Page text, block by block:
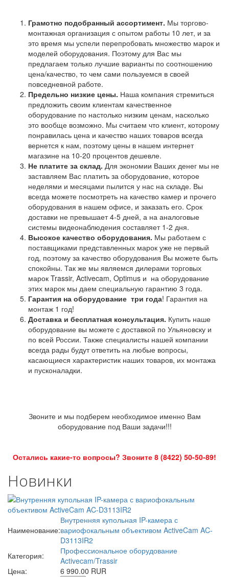
Грамотно подобранный ассортимент. Мы торгово-
монтажная организация с опытом работы 10 лет, и за
это время мы успели перепробовать множество марок и
моделей оборудования. Поэтому для Вас мы
предлагаем только лучшие варианты по соотношению
цена/качество, то чем сами пользуемся в своей
повседневной работе.
Предельно низкие цены. Наша компания стремиться
предложить своим клиентам качественное
оборудование по настолько низким ценам, насколько
это вообще возможно. Мы считаем что клиент, которому
понравилась цена и качество наших товаров всегда
вернется к нам, поэтому цены в нашем интернет
магазине на 10-20 процентов дешевле.
Не платите за склад. Для экономии Ваших денег мы не
заставляем Вас платить за оборудование, которое
неделями и месяцами пылится у нас на складе. Вы
всегда можете посмотреть на качество камер и прочего
оборудования в нашем офисе, и заказать его. Срок
доставки не превышает 4-5 дней, а на аналоговые
системы видеонаблюдения составляет 1-2 дня.
Высокое качество оборудования. Мы работаем с
поставщиками представленных марок уже не первый
год, поэтому за качество оборудования Вы можете быть
спокойны. Так же мы являемся дилерами торговых
марок Trassir, Activecam, Optimus и на оборудование
этих марок мы даем специальную гарантию 3 года.
Гарантия на оборудование три года! Гарантия на
монтаж 1 год!
Доставка и бесплатная консультация. Купить наше
оборудование вы можете с доставкой по Ульяновску и
по всей России. Также специалисты нашей компании
всегда рады будут ответить на любые вопросы,
касающиеся характеристик наших товаров, их монтажа
и пусконаладки.
Звоните и мы подберем необходимое именно Вам
оборудование под Ваши задачи!!!
Остались какие-то вопросы? Звоните 8 (8422) 50-50-89!
Новинки
Наименование:
Внутренняя купольная IP-камера с
вариофокальным объективом ActiveCam AC-
D3113IR2
Категория:
Профессиональное оборудование
Activecam/Trassir
Цена:
6 990.00 RUR